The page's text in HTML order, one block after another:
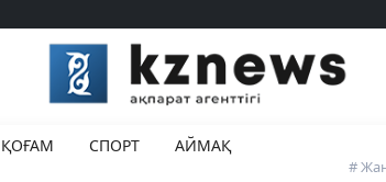
ҚОҒАМ СПОРТ
АЙМАҚ
#